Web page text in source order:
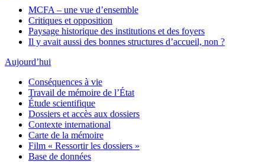
MCFA – une vue d’ensemble
Critiques et opposition
Paysage historique des institutions et des foyers
Il y avait aussi des bonnes structures d’accueil, non ?
Aujourd’hui
Conséquences à vie
Travail de mémoire de l’État
Étude scientifique
Dossiers et accès aux dossiers
Contexte international
Carte de la mémoire
Film « Ressortir les dossiers »
Base de données